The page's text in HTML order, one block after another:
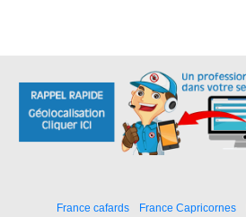
France cafards France Capricornes